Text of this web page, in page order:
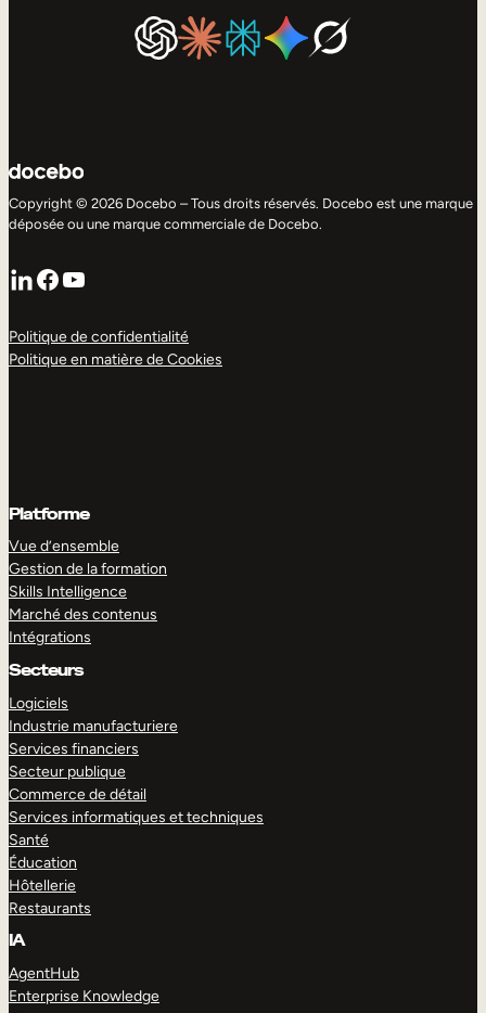
Copyright © 2026 Docebo – Tous droits réservés. Docebo est une marque
déposée ou une marque commerciale de Docebo.
LinkedIn
Facebook
YouTube
Politique de confidentialité
Politique en matière de Cookies
Platforme
Vue d’ensemble
Gestion de la formation
Skills Intelligence
Marché des contenus
Intégrations
Secteurs
Logiciels
Industrie manufacturiere
Services financiers
Secteur publique
Commerce de détail
Services informatiques et techniques
Santé
Éducation
Hôtellerie
Restaurants
IA
AgentHub
Enterprise Knowledge